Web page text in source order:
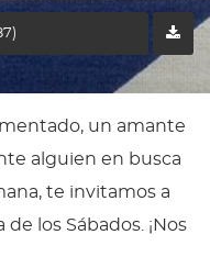
un amante
alguien en busca
te invitamos a
los Sábados. ¡Nos